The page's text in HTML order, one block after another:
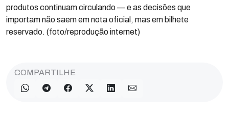
produtos continuam circulando — e as decisões que
importam não saem em nota oficial, mas em bilhete
reservado. (foto/reprodução internet)
COMPARTILHE